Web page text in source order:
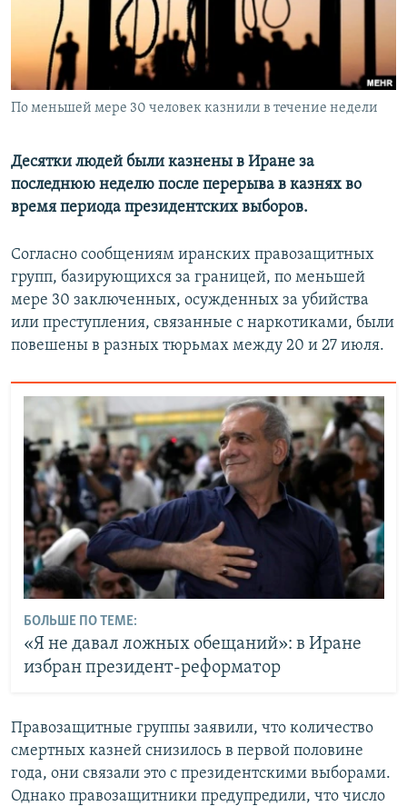
ПОБЕДИТЕЛЕЙ НЕ СУДЯТ?
КРЫМ.НЕПОКОРЕННЫЙ
ELIFBE
УКРАИНСКАЯ ПРОБЛЕМА КРЫМА
ПРИСОЕДИНЯЙТЕСЬ!
По меньшей мере 30 человек казнили в течение недели
Десятки людей были казнены в Иране за
последнюю неделю после перерыва в казнях во
время периода президентских выборов.
Согласно сообщениям иранских правозащитных
групп, базирующихся за границей, по меньшей
мере 30 заключенных, осужденных за убийства
или преступления, связанные с наркотиками, были
повешены в разных тюрьмах между 20 и 27 июля.
БОЛЬШЕ ПО ТЕМЕ:
«Я не давал ложных обещаний»: в Иране
избран президент-реформатор
Правозащитные группы заявили, что количество
смертных казней снизилось в первой половине
года, они связали это с президентскими выборами.
Однако правозащитники предупредили, что число